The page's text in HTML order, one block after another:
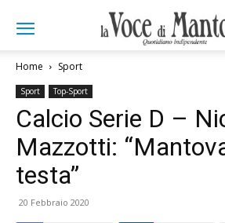
Home Sport
Sport Top-Sport
Calcio Serie D –
Mazzotti:
testa”
20 Febbraio 2020